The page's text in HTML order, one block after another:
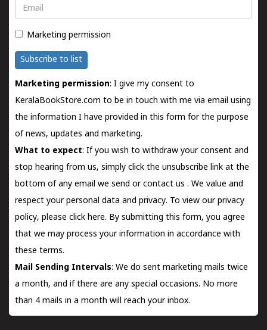
Email
Marketing permission
Subscribe to list
Marketing permission: I give my consent to
KeralaBookStore.com to be in touch with me via email using
the information I have provided in this form for the purpose
of news, updates and marketing.
What to expect: If you wish to withdraw your consent and
stop hearing from us, simply click the unsubscribe link at the
bottom of any email we send orcontact us . We value and
respect your personal data and privacy. To view our privacy
policy, please click here. By submitting this form, you agree
that we may process your information in accordance with
these terms.
Mail Sending Intervals: We do sent marketing mails twice
a month, and if there are any special occasions. No more
than 4 mails in a month will reach your inbox.